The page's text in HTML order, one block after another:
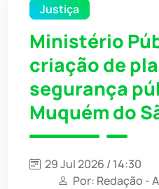
Justiça
Ministério
criação de
segurança
Muquém do
29 Jul 2026 / 14:30
Por: Redação -